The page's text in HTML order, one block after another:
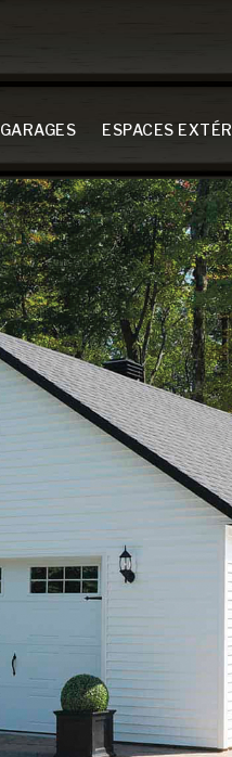
GARAGES ESPACES